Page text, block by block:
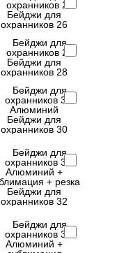
Бейджи для
охранников 26
Бейджи для
охранников 28
Бейджи для
охранников 30
Бейджи для
охранников 32